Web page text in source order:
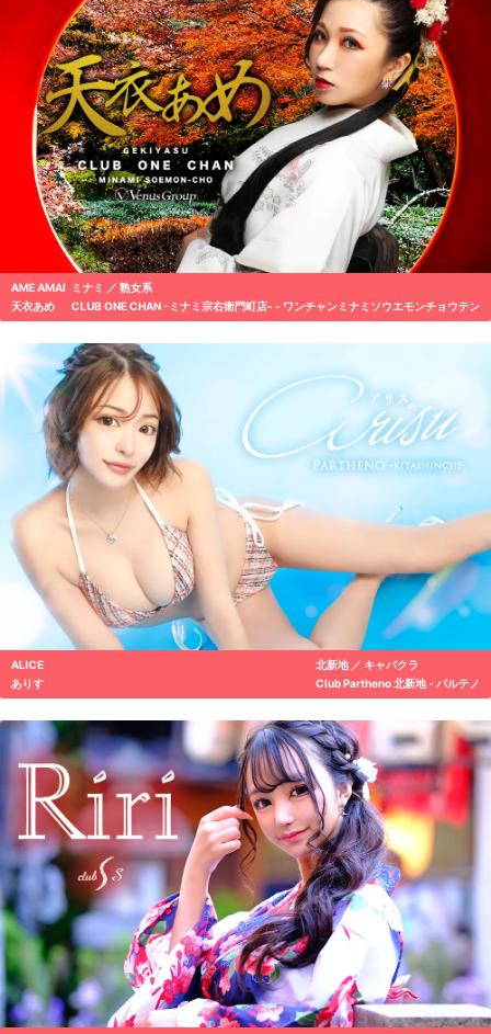
AME AMAI
天衣あめ
ミナミ ／ 熟女系
CLUB ONE CHAN -ミナミ宗右衛門町店- - ワンチャンミナミソウエモンチョウテン
ALICE
ありす
北新地 ／ キャバクラ
Club Partheno 北新地 - パルテノ